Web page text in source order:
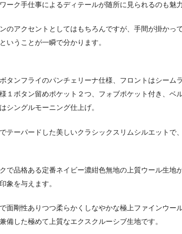
ーク手仕事によるディテールが随所に見られるのも魅力
のアクセントとしてはもちろんですが、手間が掛かっ
いうことが一瞬で分かります。
タンフライのパンチェリーナ仕様、フロントはシーム
１ボタン留めポケット２つ、フォブポケット付き、ベ
シングルモーニング仕上げ。
テーパードした美しいクラシックスリムシルエットで
で品格ある定番ネイビー濃紺色無地の上質ウール生地
象を与えます。
面剛性ありつつ柔らかくしなやかな極上ファインウー
備した極めて上質なエクスクルーシブ生地です。